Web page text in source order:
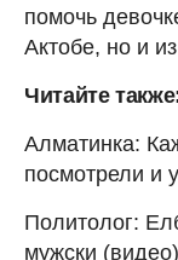
помочь
Актобе, но и
Читайте
Алматинка:
посмотрели и
Политолог:
мужски (видео)